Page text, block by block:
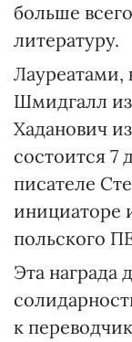
больше
литературу.
Лауреатами,
Шмидгалл
Хаданович
состоится 7
писателе
инициаторе
польского
Эта награда
к